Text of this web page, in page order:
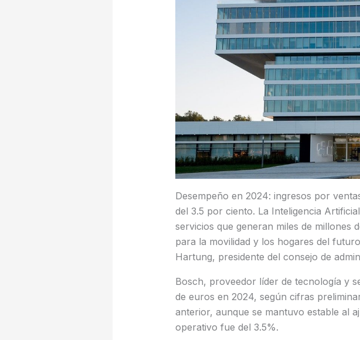
Desempeño en 2024: ingresos por
del 3.5 por ciento. La Inteligencia
servicios que generan miles de millones
para la movilidad y los hogares del
Hartung, presidente del consejo de
Bosch, proveedor líder de tecnología y
de euros en 2024, según cifras
anterior, aunque se mantuvo estable al
operativo fue del 3.5%.